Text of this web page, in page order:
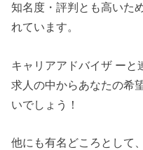
知名度・評判とも高いた
れています。
キャリアアドバイザ ーと
求人の中からあなたの希
いでしょう！
他にも有名どころとして